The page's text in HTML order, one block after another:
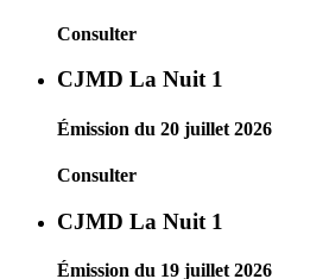
Consulter
CJMD La Nuit 1
Émission du 20 juillet 2026
Consulter
CJMD La Nuit 1
Émission du 19 juillet 2026